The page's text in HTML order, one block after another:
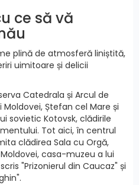
ce să vă
plină de atmosferă liniștită,
uimitoare și delicii
Catedrala și Arcul de
Ștefan cel Mare și
sovietic Kotovsk, clădirile
Tot aici, în centrul
clădirea Sala cu Orgă,
casa-muzeu a lui
"Prizonierul din Caucaz" și